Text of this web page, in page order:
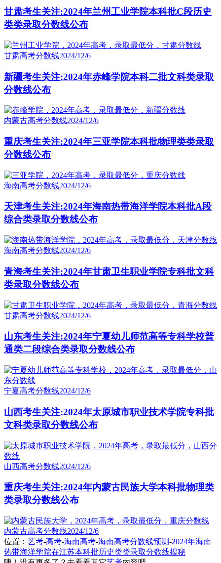
甘肃考生关注:2024年兰州工业学院本科批C段历史
类类录取分数线公布
甘肃高考分数线2024/12/6
新疆考生关注:2024年赤峰学院本科二批文科类录取
分数线公布
内蒙古高考分数线2024/12/6
重庆考生关注:2024年三亚学院本科批物理类类录取
分数线公布
海南高考分数线2024/12/6
天津考生关注:2024年海南热带海洋学院本科批A段
综合类录取分数线公布
海南高考分数线2024/12/6
青海考生关注:2024年甘肃卫生职业学院专科批文科
类录取分数线公布
甘肃高考分数线2024/12/6
山东考生关注:2024年宁夏幼儿师范高等专科学校普
通类二段综合类录取分数线公布
宁夏高考分数线2024/12/6
山西考生关注:2024年太原城市职业技术学院专科批
文科类录取分数线公布
山西高考分数线2024/12/6
重庆考生关注:2024年内蒙古民族大学本科批物理类
类录取分数线公布
内蒙古高考分数线2024/12/6
位置： 艺考-高考-海南高考-海南高考分数线预测-2024年海南
热带海洋学院在江苏本科批历史类类录取分数线揭秘